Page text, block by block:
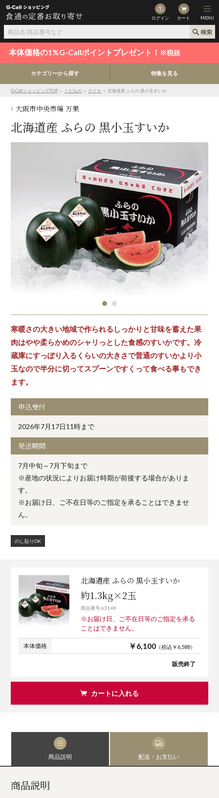
ログイン カート MENU
本体価格の1%G-Callポイントプレゼント！ ※税抜
カテゴリーから探す 特集を見る
G-CallショッピングTOP ＞ くだもの ＞ スイカ ＞ 北海道産 ふらの 黒小玉すいか
大阪市中央市場 万果
北海道産 ふらの 黒小玉すいか
寒暖さの大きい地域で作られるしっかりと甘味を蓄えた果
肉はやや柔らかめのシャリっとした食感のすいかです。冷
蔵庫にすっぽり入るくらいの大きさで普通のすいかより小
玉なので半分に切ってスプーンですくって食べる事もでき
ます。
申込受付
2026年7月17日11時まで
発送期間
7月中旬～7月下旬まで
※産地の状況によりお届け時期が前後する場合がありま
す。
※お届け日、ご不在日等のご指定を承ることはできませ
ん。
のし貼りOK
北海道産 ふらの 黒小玉すいか
約1.3kg×2玉
商品番号 63149
※お届け日、ご不在日等のご指定を承る
ことはできません。
本体価格 ￥6,100（税込￥6,588）
販売終了
カートに入れる
商品説明 配送・お支払い
商品説明